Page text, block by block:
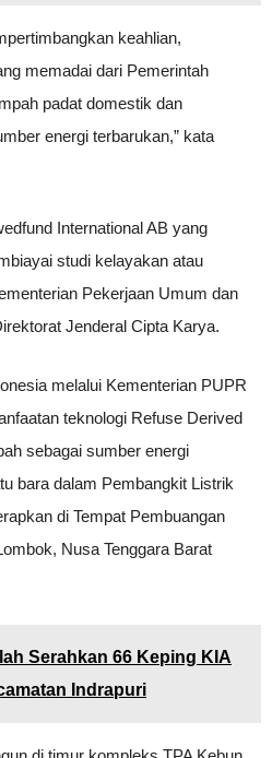
keahlian,
memadai dari Pemerintah
padat domestik dan
energi terbarukan,” kata
International AB yang
studi kelayakan atau
Pekerjaan Umum dan
Jenderal Cipta Karya.
melalui Kementerian PUPR
teknologi Refuse Derived
sebagai sumber energi
bara dalam Pembangkit Listrik
di Tempat Pembuangan
Nusa Tenggara Barat
Serahkan 66 Keping KIA
Indrapuri